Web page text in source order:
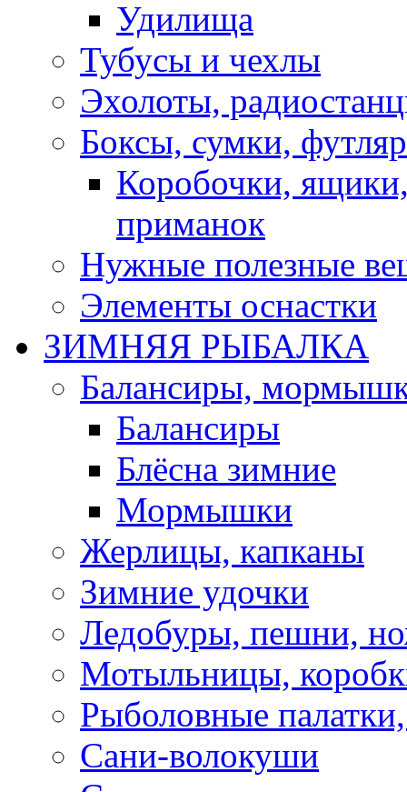
Удилища
Тубусы и чехлы
Эхолоты,
Боксы, сумки,
Коробочки,
приманок
Нужные полезные
Элементы оснастки
ЗИМНЯЯ РЫБАЛКА
Балансиры,
Балансиры
Блёсна зимние
Мормышки
Жерлицы, капканы
Зимние удочки
Ледобуры, пешни,
Мотыльницы,
Рыболовные
Сани-волокуши